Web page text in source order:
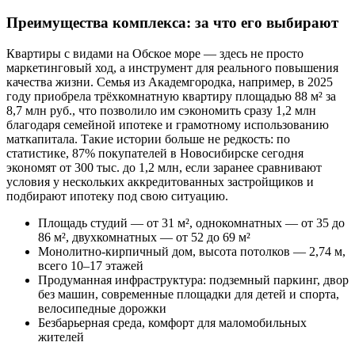
Преимущества комплекса: за что его выбирают
Квартиры с видами на Обское море — здесь не просто
маркетинговый ход, а инструмент для реального повышения
качества жизни. Семья из Академгородка, например, в 2025
году приобрела трёхкомнатную квартиру площадью 88 м² за
8,7 млн руб., что позволило им сэкономить сразу 1,2 млн
благодаря семейной ипотеке и грамотному использованию
маткапитала. Такие истории больше не редкость: по
статистике, 87% покупателей в Новосибирске сегодня
экономят от 300 тыс. до 1,2 млн, если заранее сравнивают
условия у нескольких аккредитованных застройщиков и
подбирают ипотеку под свою ситуацию.
Площадь студий — от 31 м², однокомнатных — от 35 до
86 м², двухкомнатных — от 52 до 69 м²
Монолитно-кирпичный дом, высота потолков — 2,74 м,
всего 10–17 этажей
Продуманная инфраструктура: подземный паркинг, двор
без машин, современные площадки для детей и спорта,
велосипедные дорожки
Безбарьерная среда, комфорт для маломобильных
жителей